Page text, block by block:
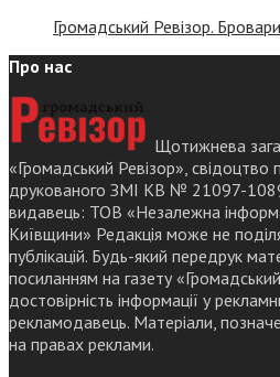
Громадський Ревізор. Бровари
Про нас
Щотижнева
«Громадський Ревізор»,
друкованого ЗМІ КВ № 21097-
видавець: ТОВ «Незалежна
Київщини» Редакція може не
публікацій. Будь-який передрук
посиланням на газету
достовірність інформації у
рекламодавець. Матеріали,
на правах реклами.